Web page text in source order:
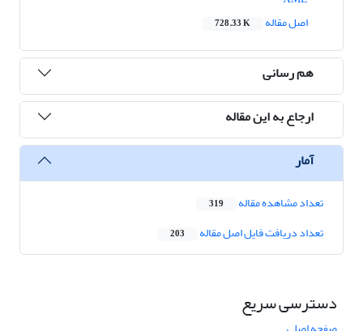
اصل مقاله
728.33 K
هم رسانی
ارجاع به این مقاله
آمار
تعداد مشاهده مقاله 319
تعداد دریافت فایل اصل مقاله 203
دسترسی سریع